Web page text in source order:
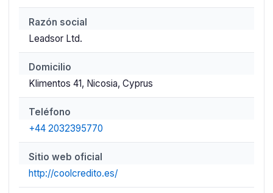
Razón social
Leadsor Ltd.
Domicilio
Klimentos 41, Nicosia, Cyprus
Teléfono
+44 2032395770
Sitio web oficial
http://coolcredito.es/